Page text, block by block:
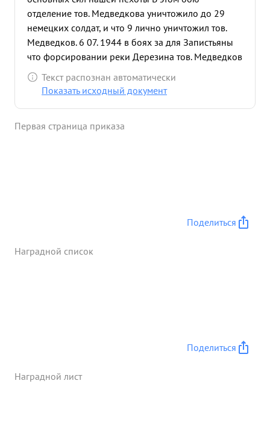
отделение тов. Медведкова уничтожило до 29
немецких солдат, и что 9 лично уничтожил тов.
Медведков. 6 07. 1944 в боях за для Запистьяны
что форсировании реки Дерезина тов. Медведков
с группой бойцов пере правился через водный
рубеж и Завязал бой на окрасте деревни, тем
немецких солдат, 2х взял в плен. ...»
Текст распознан автоматически
Показать исходный документ
Первая страница приказа
Поделиться
Наградной список
Поделиться
Наградной лист